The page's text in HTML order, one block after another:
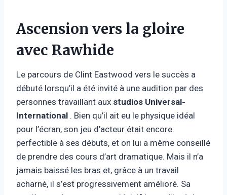
Ascension vers la gloire
avec Rawhide
Le parcours de Clint Eastwood vers le succès a
débuté lorsqu’il a été invité à une audition par des
personnes travaillant aux studios Universal-
International . Bien qu’il ait eu le physique idéal
pour l’écran, son jeu d’acteur était encore
perfectible à ses débuts, et on lui a même conseillé
de prendre des cours d’art dramatique. Mais il n’a
jamais baissé les bras et, grâce à un travail
acharné, il s’est progressivement amélioré. Sa